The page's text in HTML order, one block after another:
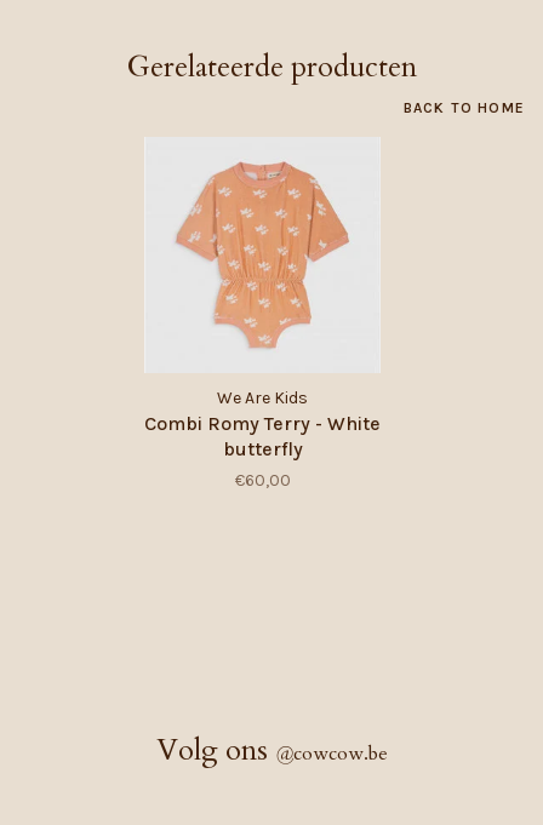
Gerelateerde producten
BACK TO HOME
We Are Kids
Combi Romy Terry - White
butterfly
€60,00
Volg ons @cowcow.be